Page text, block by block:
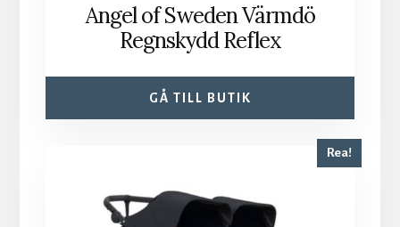
Angel of Sweden Värmdö
Regnskydd Reflex
GÅ TILL BUTIK
Rea!